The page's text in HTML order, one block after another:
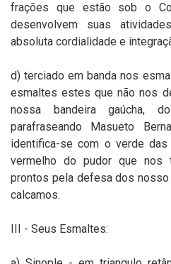
frações que estão sob o
desenvolvem suas
absoluta cordialidade e
d) terciado em banda nos
esmaltes estes que não nos
nossa bandeira gaúcha,
parafraseando Masueto
identifica-se com o verde
vermelho do pudor que nos
prontos pela defesa dos
calcamos.
III - Seus Esmaltes: